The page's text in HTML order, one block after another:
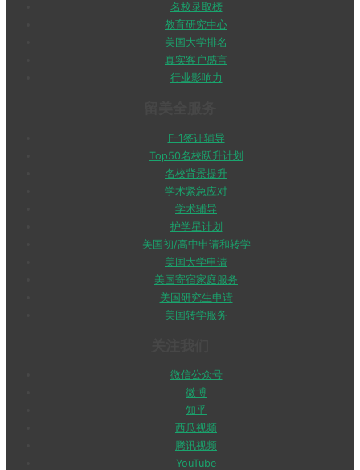
名校录取榜
教育研究中心
美国大学排名
真实客户感言
行业影响力
F-1签证辅导
Top50名校跃升计划
名校背景提升
学术紧急应对
学术辅导
护学星计划
美国初/高中申请和转学
美国大学申请
美国寄宿家庭服务
美国研究生申请
美国转学服务
微信公众号
微博
知乎
西瓜视频
腾讯视频
YouTube